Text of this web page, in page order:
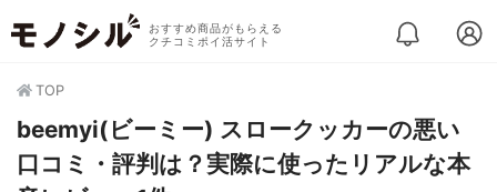
おすすめ商品がもらえる
クチコミポイ活サイト
TOP
beemyi(ビーミー) スロークッカーの悪い
口コミ・評判は？実際に使ったリアルな本